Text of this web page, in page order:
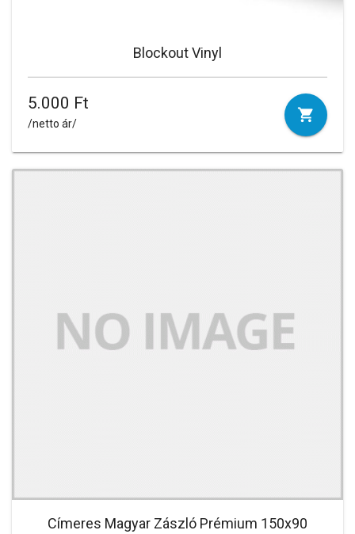
Blockout Vinyl
5.000 Ft
/netto ár/
Címeres Magyar Zászló Prémium 150x90